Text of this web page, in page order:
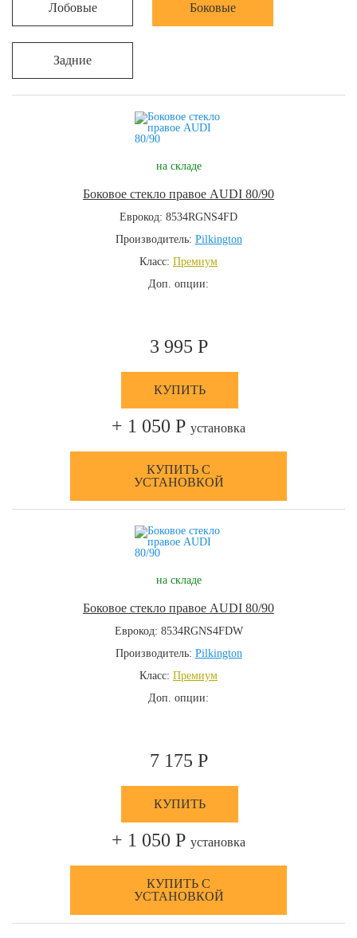
Лобовые Боковые
Задние
на складе
Боковое стекло правое AUDI 80/90
Еврокод: 8534RGNS4FD
Производитель: Pilkington
Класс: Премиум
Доп. опции:
3 995 Р
КУПИТЬ
+ 1 050 Р установка
КУПИТЬ С
УСТАНОВКОЙ
на складе
Боковое стекло правое AUDI 80/90
Еврокод: 8534RGNS4FDW
Производитель: Pilkington
Класс: Премиум
Доп. опции:
7 175 Р
КУПИТЬ
+ 1 050 Р установка
КУПИТЬ С
УСТАНОВКОЙ